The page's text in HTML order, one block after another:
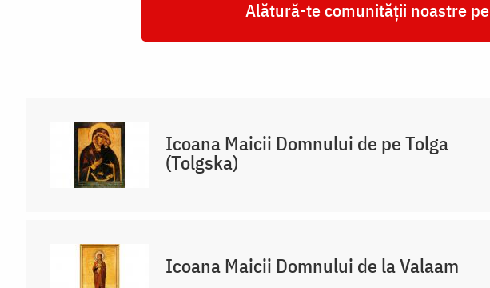
Alătură-te comunității noastre pe
Icoana Maicii Domnului de pe Tolga
(Tolgska)
Icoana Maicii Domnului de la Valaam